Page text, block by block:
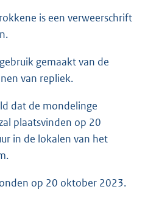
is een verweerschrift
gemaakt van de
van repliek.
dat de mondelinge
plaatsvinden op 20
in de lokalen van het
op 20 oktober 2023.